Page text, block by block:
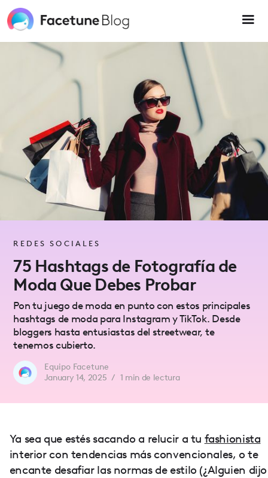
note:
This
includes
REDES SOCIALES
75 Hashtags de Fotografía de
Moda Que Debes Probar
Pon tu juego de moda en punto con estos principales
hashtags de moda para Instagram y TikTok. Desde
bloggers hasta entusiastas del streetwear, te
tenemos cubierto.
Equipo Facetune
January 14, 2025 / 1 min de lectura
Ya sea que estés sacando a relucir a tu fashionista
interior con tendencias más convencionales, o te
encante desafiar las normas de estilo (¿Alguien